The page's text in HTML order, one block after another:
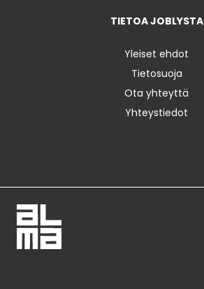
TIETOA JOBLYSTA
Yleiset ehdot
Tietosuoja
Ota yhteyttä
Yhteystiedot